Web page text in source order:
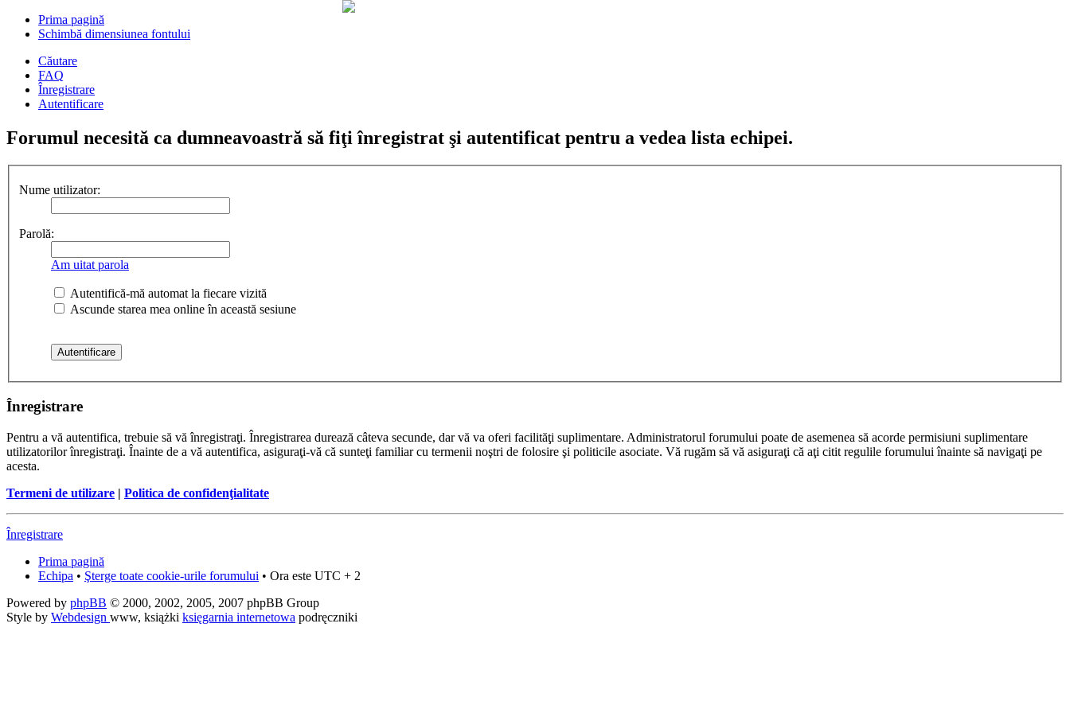
Prima pagină
Schimbă dimensiunea fontului
Căutare
FAQ
Înregistrare
Autentificare
Forumul necesită ca dumneavoastră să fiţi înregistrat şi autentificat pentru a vedea lista echipei.
Nume utilizator:
Parolă:
Am uitat parola
Autentifică-mă automat la fiecare vizită
Ascunde starea mea online în această sesiune
Înregistrare
Pentru a vă autentifica, trebuie să vă înregistraţi. Înregistrarea durează câteva secunde, dar vă va oferi facilităţi suplimentare. Administratorul forumului poate de asemenea să acorde permisiuni suplimentare
utilizatorilor înregistraţi. Înainte de a vă autentifica, asiguraţi-vă că sunteţi familiar cu termenii noştri de folosire şi politicile asociate. Vă rugăm să vă asiguraţi că aţi citit regulile forumului înainte să navigaţi pe
acesta.
Termeni de utilizare | Politica de confidenţialitate
Înregistrare
Prima pagină
Echipa • Şterge toate cookie-urile forumului • Ora este UTC + 2
Powered by phpBB © 2000, 2002, 2005, 2007 phpBB Group
Style by Webdesign www, książki księgarnia internetowa podręczniki